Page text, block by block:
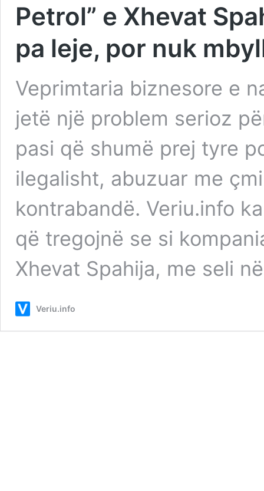
Petrol” e Xhevat
pa leje, por nuk
Veprimtaria biznesore e
jetë një problem serioz
pasi që shumë prej tyre
ilegalisht, abuzuar me
kontrabandë. Veriu.info
që tregojnë se si
Xhevat Spahija, me seli
Veriu.info